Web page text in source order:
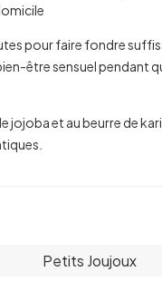
pour faire fondre
être sensuel pendant
jojoba et au beurre de
Petits Joujoux